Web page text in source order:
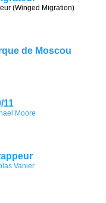
(Winged Migration)
de Moscou
11
Moore
Vanier